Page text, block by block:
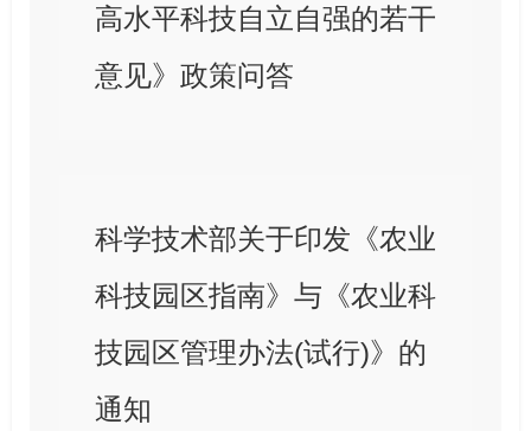
高水平科技自立自强的若干
意见》政策问答
科学技术部关于印发《农业
科技园区指南》与《农业科
技园区管理办法(试行)》的
通知